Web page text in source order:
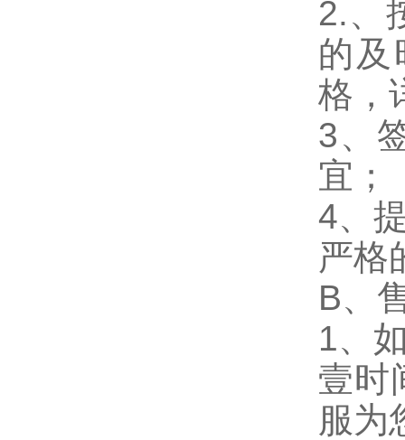
2.、
的及
格，
3、
宜；
4、
严格
B、
1、
壹时
服为